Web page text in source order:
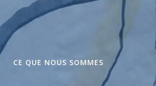
CE QUE NOUS SOMMES